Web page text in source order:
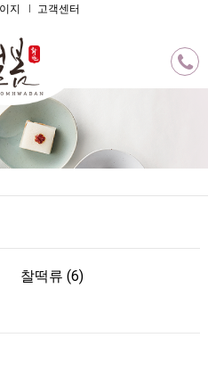
츠 바로가기
지 고객센터
찰떡류 (6)